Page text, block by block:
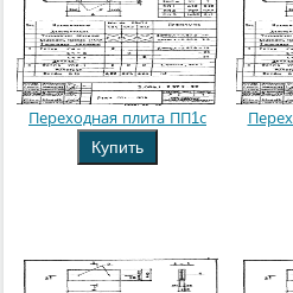
Переходная плита ПП1с
Купить